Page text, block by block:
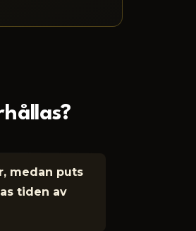
medan puts
tiden av